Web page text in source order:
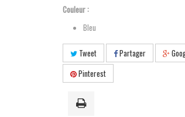
Couleur :
Bleu
Tweet Partager
Pinterest